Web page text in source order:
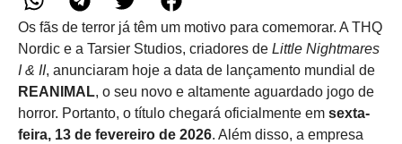
Os fãs de terror já têm um motivo para comemorar. A THQ
Nordic e a Tarsier Studios, criadores de Little Nightmares
I & II, anunciaram hoje a data de lançamento mundial de
REANIMAL, o seu novo e altamente aguardado jogo de
horror. Portanto, o título chegará oficialmente em sexta-
feira, 13 de fevereiro de 2026. Além disso, a empresa